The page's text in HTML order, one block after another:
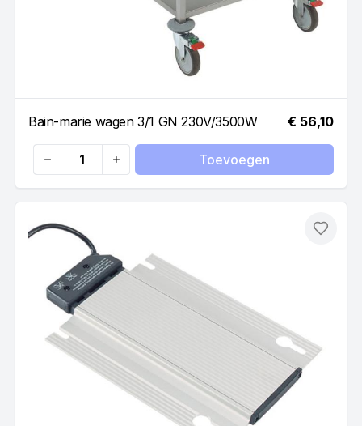
Bain-marie wagen 3/1 GN 230V/3500W € 56,10
Quantity
Toevoegen